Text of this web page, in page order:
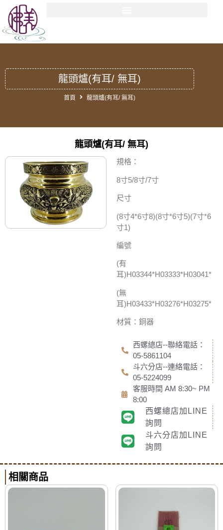
龍頭爐(有耳/ 無耳)
首頁 龍頭爐(有耳/ 無耳)
龍頭爐(有耳/ 無耳)
規格：
8寸5/8寸/7寸
尺寸
(8寸4*6寸8)(8寸*6寸5)(7寸*6
寸1)
編號
(有
耳)H03344*H03333*H03041*
(無
耳)H03433*H03276*H03275*
材質：銅器
西螺總店--聯絡電話：
05-5861104
斗六分店--連絡電話：
05-5224099
客服時間 AM 8:30~ PM
8:00
西螺總店加LINE
詢問
斗六分店加LINE
詢問
相關商品